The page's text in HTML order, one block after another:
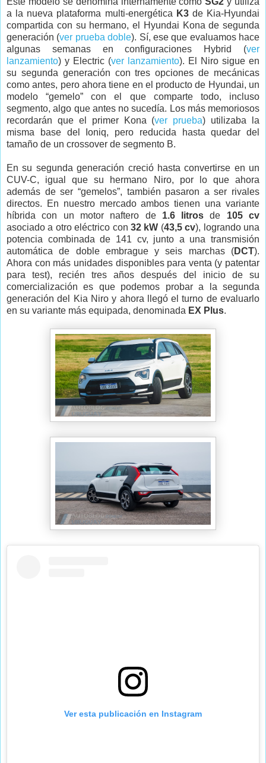
a la nueva plataforma multi-energética K3de Kia-Hyundai
compartida con su hermano, el Hyundai Kona de segunda
generación (ver prueba doble). Sí, ese que evaluamos hace
algunas semanas en configuraciones Hybrid (ver
lanzamiento) y Electric (ver lanzamiento). El Niro sigue en
su segunda generación con tres opciones de mecánicas
como antes, pero ahora tiene en el producto de Hyundai, un
modelo “gemelo” con el que comparte todo, incluso
segmento, algo que antes no sucedía. Los más memoriosos
recordarán que el primer Kona (ver prueba) utilizaba la
misma base del Ioniq, pero reducida hasta quedar del
tamaño de un crossover de segmento B.
En su segunda generación creció hasta convertirse en un
CUV-C, igual que su hermano Niro, por lo que ahora
además de ser “gemelos”, también pasaron a ser rivales
directos. En nuestro mercado ambos tienen una variante
híbrida con un motor naftero de 1.6 litros de 105 cv
asociado a otro eléctrico con 32 kW (43,5 cv), logrando una
potencia combinada de 141 cv, junto a una transmisión
automática de doble embrague y seis marchas (DCT).
Ahora con más unidades disponibles para venta (y patentar
para test), recién tres años después del inicio de su
comercialización es que podemos probar a la segunda
generación del Kia Niro y ahora llegó el turno de evaluarlo
en su variante más equipada, denominada EX Plus.
Ver esta publicación en Instagram